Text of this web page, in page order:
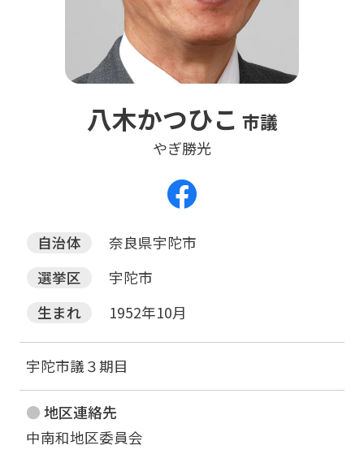
八木かつひこ 市議
やぎ勝光
自治体
奈良県宇陀市
選挙区
宇陀市
生まれ
1952年10月
宇陀市議３期目
地区連絡先
中南和地区委員会